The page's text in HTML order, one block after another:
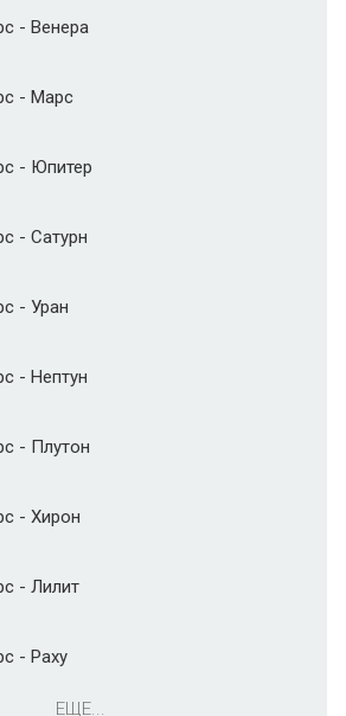
- Венера
- Марс
- Юпитер
- Сатурн
- Уран
- Нептун
- Плутон
- Хирон
- Лилит
- Раху
ЕЩЕ...